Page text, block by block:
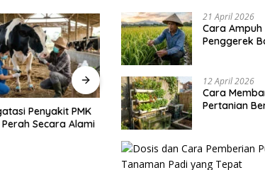
Pemupukan
pada Fase
yang Tepat
Penerapan IoT dalam
Pertanian Modern di Indonesia
21 April 2026
Cara
Penggerek
12 April 2026
Cara
Pertanian